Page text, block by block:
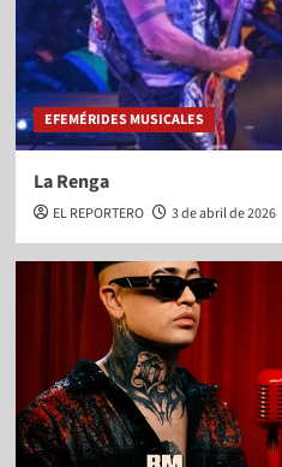
EFEMÉRIDES MUSICALES
La Renga
EL REPORTERO 3 de abril de 2026